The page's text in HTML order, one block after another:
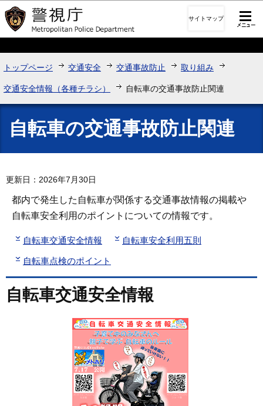
このページの本文へ移動
サイトマップ
トップページ 交通安全 交通事故防止 取り組み
交通安全情報（各種チラシ） 自転車の交通事故防止関連
自転車の交通事故防止関連
更新日：2026年7月30日
都内で発生した自転車が関係する交通事故情報の掲載や
自転車安全利用のポイントについての情報です。
自転車交通安全情報 自転車安全利用五則
自転車点検のポイント
自転車交通安全情報